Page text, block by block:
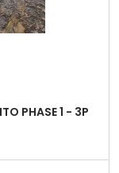
PHASE 1 - 3P